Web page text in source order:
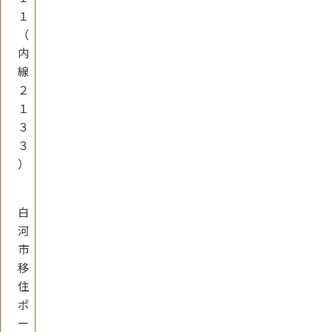
１
（
内
線
２
１
３
３
）
白
河
市
移
住
ポ
ー